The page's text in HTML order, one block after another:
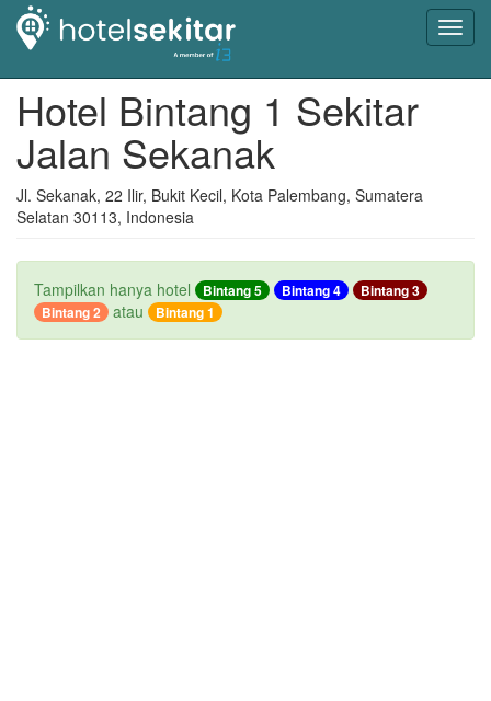
Hotel Bintang 1 Sekitar
Jalan Sekanak
Jl. Sekanak, 22 Ilir, Bukit Kecil, Kota Palembang, Sumatera
Selatan 30113, Indonesia
Tampilkan hanya hotel Bintang 5 Bintang 4
Bintang 3
Bintang 2
atau Bintang 1